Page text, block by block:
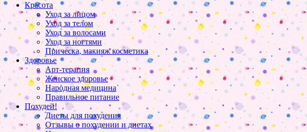
Красота
Уход за лицом
Уход за телом
Уход за волосами
Уход за ногтями
Прическа, макияж косметика
Здоровье
Арт-терапия
Женское здоровье
Народная медицина
Правильное питание
Похудей!
Диеты для похудения
Отзывы о похудении и диетах